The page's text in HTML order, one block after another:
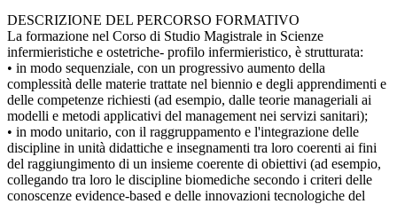
DESCRIZIONE DEL PERCORSO FORMATIVO
La formazione nel Corso di Studio Magistrale in Scienze
infermieristiche e ostetriche- profilo infermieristico, è strutturata:
• in modo sequenziale, con un progressivo aumento della
complessità delle materie trattate nel biennio e degli apprendimenti e
delle competenze richiesti (ad esempio, dalle teorie manageriali ai
modelli e metodi applicativi del management nei servizi sanitari);
• in modo unitario, con il raggruppamento e l'integrazione delle
discipline in unità didattiche e insegnamenti tra loro coerenti ai fini
del raggiungimento di un insieme coerente di obiettivi (ad esempio,
collegando tra loro le discipline biomediche secondo i criteri delle
conoscenze evidence-based e delle innovazioni tecnologiche del